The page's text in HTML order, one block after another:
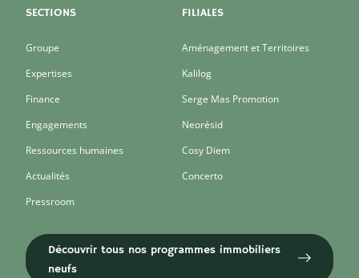
SECTIONS
Groupe
Expertises
Finance
Engagements
Ressources humaines
Actualités
Pressroom
FILIALES
Aménagement et Territoires
Kalilog
Serge Mas Promotion
Neorésid
Cosy Diem
Concerto
Découvrir tous nos programmes immobiliers
neufs